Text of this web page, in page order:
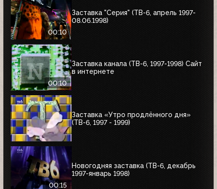
00:10
Заставка "Серия" (ТВ-6, апрель 1997-
08.06.1998)
00:10
Заставка канала (ТВ-6, 1997-1998) Сайт
в интернете
Заставка «Утро продлённого дня»
(ТВ-6, 1997 - 1999)
00:15
Новогодняя заставка (ТВ-6, декабрь
1997-январь 1998)